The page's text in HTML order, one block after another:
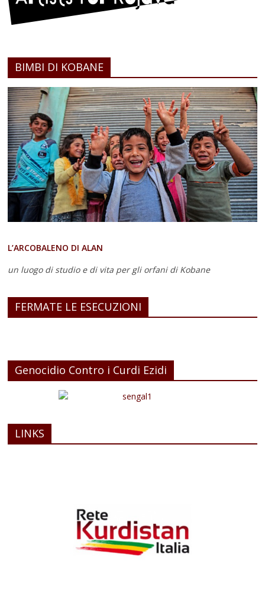
BIMBI DI KOBANE
L’ARCOBALENO DI ALAN
un luogo di studio e di vita per gli orfani di Kobane
FERMATE LE ESECUZIONI
Genocidio Contro i Curdi Ezidi
LINKS